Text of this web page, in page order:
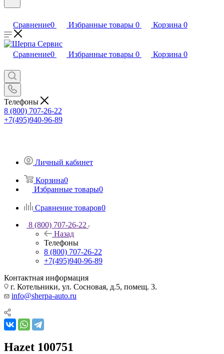
Сравнение0 Избранные товары 0 Корзина 0
Сравнение0 Избранные товары 0 Корзина 0
Телефоны
8 (800) 707-26-22
+7(495)940-96-89
Личный кабинет
Корзина0
Избранные товары0
Сравнение товаров0
8 (800) 707-26-22
Назад
Телефоны
8 (800) 707-26-22
+7(495)940-96-89
Контактная информация
г. Котельники, ул. Сосновая, д.5, помещ. 3.
info@sherpa-auto.ru
Hazet 100751